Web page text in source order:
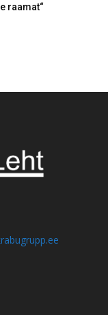
raamat“